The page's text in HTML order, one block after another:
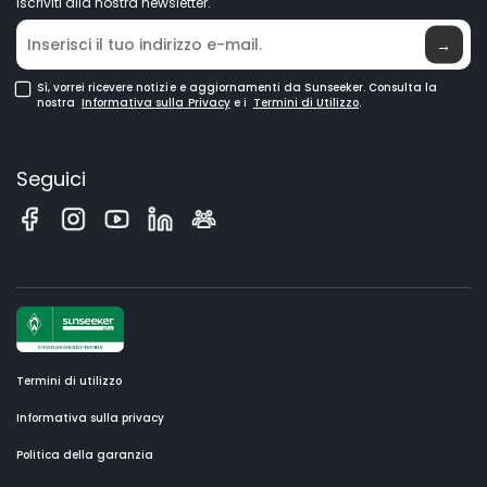
Robot Tagliaerba per Grandi Prati
Dove acquistare
→
Sì, vorrei ricevere notizie e aggiornamenti da Sunseeker. Consulta la
nostra Informativa sulla Privacye i Termini di Utilizzo.
Seguici
Termini di utilizzo
Informativa sulla privacy
Politica della garanzia